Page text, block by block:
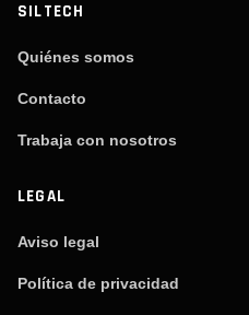
SILTECH
Quiénes somos
Contacto
Trabaja con nosotros
LEGAL
Aviso legal
Política de privacidad